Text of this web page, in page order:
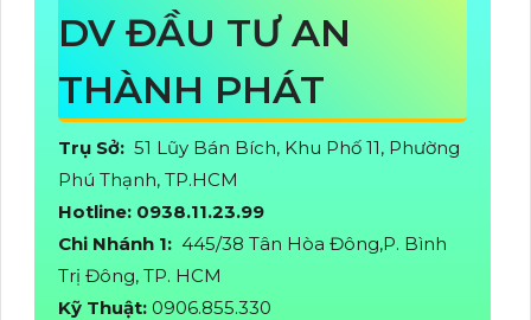
DV ĐẦU TƯ AN
THÀNH PHÁT
Trụ Sở: 51 Lũy Bán Bích, Khu Phố 11, Phường
Phú Thạnh, TP.HCM
Hotline: 0938.11.23.99
Chi Nhánh 1: 445/38 Tân Hòa Đông,P. Bình
Trị Đông, TP. HCM
Kỹ Thuật: 0906.855.330